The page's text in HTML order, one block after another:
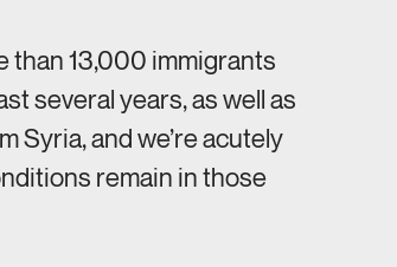
than 13,000 immigrants
several years, as well as
Syria, and we’re acutely
remain in those